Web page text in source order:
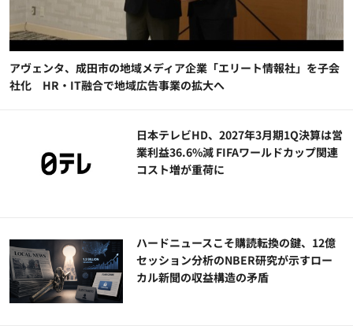
アヴェンタ、成田市の地域メディア企業「エリート情報社」を子会
社化 HR・IT融合で地域広告事業の拡大へ
日本テレビHD、2027年3月期1Q決算は営
業利益36.6%減 FIFAワールドカップ関連
コスト増が重荷に
ハードニュースこそ購読転換の鍵、12億
セッション分析のNBER研究が示すロー
カル新聞の収益構造の矛盾